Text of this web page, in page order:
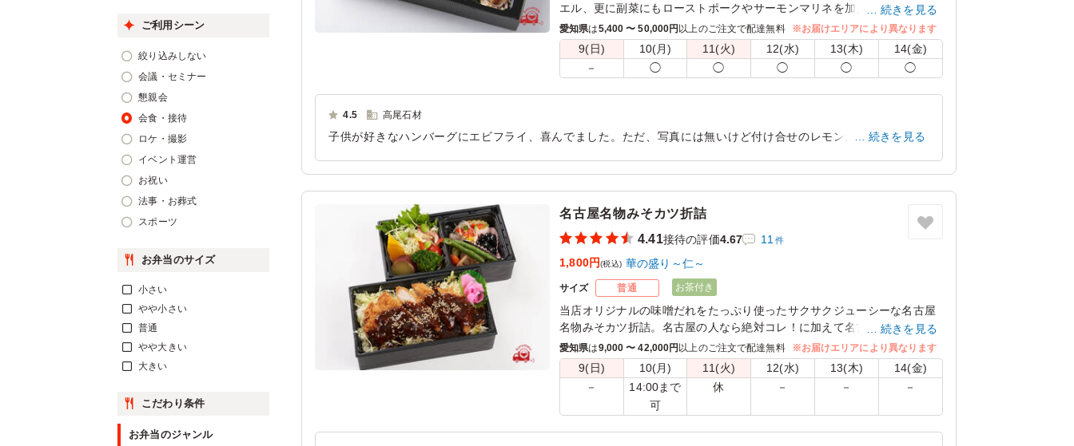
エル、更に副菜にもローストポークやサーモンマリネを加えたまさに洋食
御膳です！会議やおもてなしの席でご利用ください。
※ご飯を「白ご飯普通盛」「白ご飯大盛(＋150円)」「オムライス普通盛
(＋480円)」「オムライス大盛(＋650円)」に変更できます。下記プルダウ
ンよりお選びください。
続きを見る
愛知県は5,400 〜 50,000円 以上のご注文で配達無料 ※お届けエリアにより異なります
9(日) 10(月) 11(火) 12(水) 13(木) 14(金)
－ ◯ ◯ ◯ ◯ ◯
4.5 高尾石材
子供が好きなハンバーグにエビフライ、喜んでました。ただ、写真には無いけど付け合せのレモンがエビフライに
(¯―¯٥)
続きを見る
名古屋名物みそカツ折詰
4.41接待の評価4.67 11 件
1,800円(税込) 華の盛り～仁～
サイズ 普通 お茶付き
当店オリジナルの味噌だれをたっぷり使ったサクサクジューシーな名古屋
名物みそカツ折詰。名古屋の人なら絶対コレ！に加えて名古屋以外の方で
も気に入って頂ける味を研究しました。ボリューム満点！コクのある濃厚
な味噌だれをかけた是非ご賞味あれ。
続きを見る
愛知県は9,000 〜 42,000円 以上のご注文で配達無料 ※お届けエリアにより異なります
9(日) 10(月) 11(火) 12(水) 13(木) 14(金)
－
14:00まで
可
休 － － －
ご利用シーン
絞り込みしない
会議・セミナー
懇親会
会食・接待
ロケ・撮影
イベント運営
お祝い
法事・お葬式
スポーツ
お弁当のサイズ
小さい
やや小さい
普通
やや大きい
大きい
こだわり条件
お弁当のジャンル